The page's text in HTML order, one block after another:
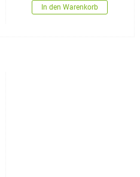
In den Warenkorb